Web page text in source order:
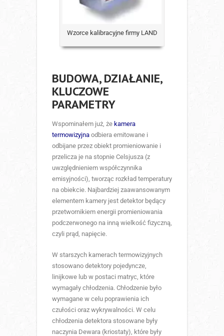
Wzorce kalibracyjne firmy LAND
BUDOWA, DZIAŁANIE,
KLUCZOWE
PARAMETRY
Wspominałem już, że kamera
termowizyjna odbiera emitowane i
odbijane przez obiekt promieniowanie i
przelicza je na stopnie Celsjusza (z
uwzględnieniem współczynnika
emisyjności), tworząc rozkład temperatury
na obiekcie. Najbardziej zaawansowanym
elementem kamery jest detektor będący
przetwornikiem energii promieniowania
podczerwonego na inną wielkość fizyczną,
czyli prąd, napięcie.
W starszych kamerach termowizyjnych
stosowano detektory pojedyncze,
linijkowe lub w postaci matryc, które
wymagały chłodzenia. Chłodzenie było
wymagane w celu poprawienia ich
czułości oraz wykrywalności. W celu
chłodzenia detektora stosowane były
naczynia Dewara (kriostaty), które były